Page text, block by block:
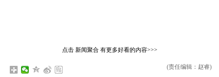
点击 新闻聚合有更多好看的内容>>>
(责任编辑：赵睿)